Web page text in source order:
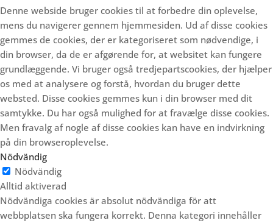
Denne webside bruger cookies til at forbedre din oplevelse,
mens du navigerer gennem hjemmesiden. Ud af disse cookies
gemmes de cookies, der er kategoriseret som nødvendige, i
din browser, da de er afgørende for, at websitet kan fungere
grundlæggende. Vi bruger også tredjepartscookies, der hjælper
os med at analysere og forstå, hvordan du bruger dette
websted. Disse cookies gemmes kun i din browser med dit
samtykke. Du har også mulighed for at fravælge disse cookies.
Men fravalg af nogle af disse cookies kan have en indvirkning
på din browseroplevelse.
Nödvändig
Nödvändig
Alltid aktiverad
Nödvändiga cookies är absolut nödvändiga för att
webbplatsen ska fungera korrekt. Denna kategori innehåller